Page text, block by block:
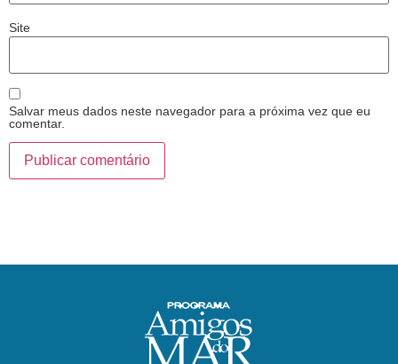
Site
Salvar meus dados neste navegador para a próxima vez que eu
comentar.